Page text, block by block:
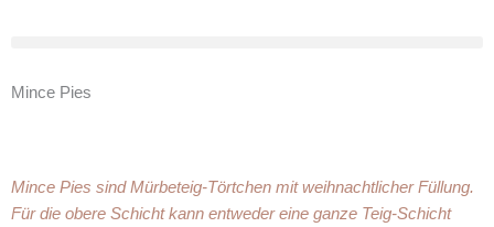
Mince Pies
Mince Pies sind Mürbeteig-Törtchen mit weihnachtlicher Füllung.
Für die obere Schicht kann entweder eine ganze Teig-Schicht